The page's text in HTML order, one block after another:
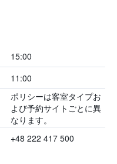
15:00
11:00
ポリシーは客室タイプお
よび予約サイトごとに異
なります。
+48 222 417 500